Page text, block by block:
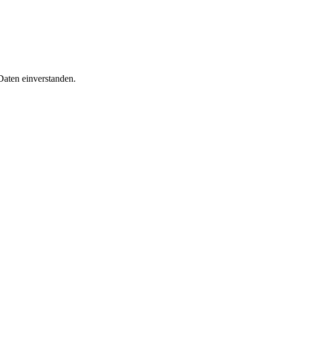
einverstanden.